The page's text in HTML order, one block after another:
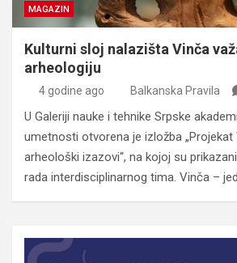
MAGAZIN
Kulturni sloj nalazišta Vinča
arheologiju
4 godine ago Balkanska Pravila
U Galeriji nauke i tehnike Srpske
umetnosti otvorena je izložba „Projekat
arheološki izazovi“, na kojoj su
rada interdisciplinarnog tima. Vinča –